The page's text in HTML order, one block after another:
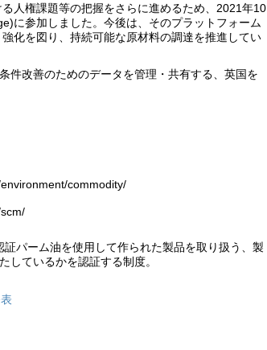
人権課題等の把握をさらに進めるため、2021年10
に参加しました。今後は、そのプラットフォーム
化を図り、持続可能な原材料の調達を推進してい
件改善のためのデータを管理・共有する、英国を
commodity/
パーム油を使用して作られた製品を取り扱う、製
しているかを認証する制度。